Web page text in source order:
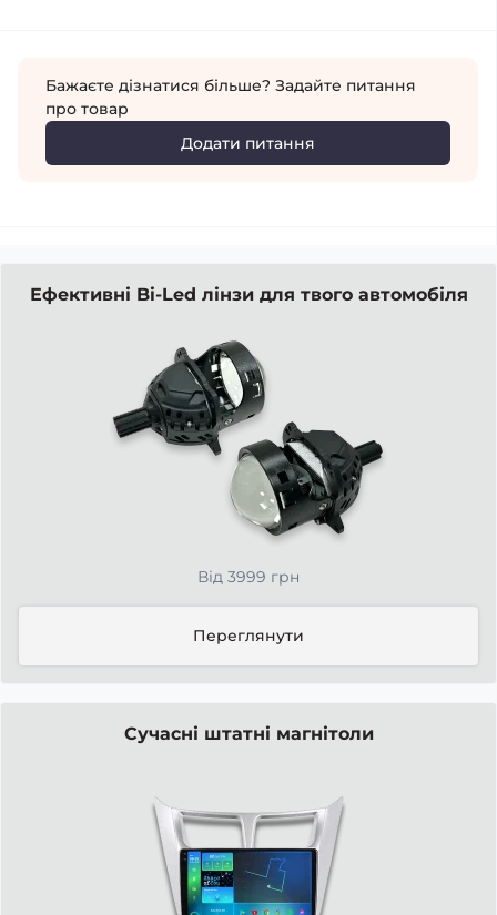
Бажаєте дізнатися більше? Задайте питання
про товар
Додати питання
Ефективні Bi-Led лінзи для твого автомобіля
Від 3999 грн
Переглянути
Сучасні штатні магнітоли